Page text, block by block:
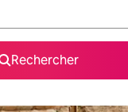
Rechercher